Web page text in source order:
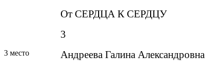
От СЕРДЦА К СЕРДЦУ
3
3 место
Андреева Галина Александровна